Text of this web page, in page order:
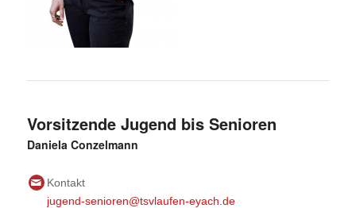
Vorsitzende Jugend bis Senioren
Daniela Conzelmann
Kontakt
jugend-senioren@tsvlaufen-eyach.de